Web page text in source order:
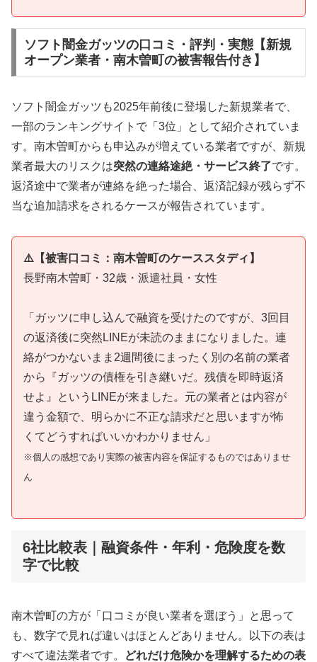
ソフト闇金ガッツの口コミ・評判・実態【新規
オープン業者・南木曽町の被害報告付き】
ソフト闇金ガッツも2025年前後に登場した新規業者で、
一部のランキングサイトで「3位」として紹介されていま
す。南木曽町からも申込みが増えている業者ですが、新規
業者最大のリスクは突然の連絡途絶・サービス終了です。
返済途中で業者が連絡を絶った場合、返済記録が残らず不
当な追加請求をされるケースが報告されています。
⚠️【被害口コミ：南木曽町のケーススタディ】
長野南木曽町・32歳・派遣社員・女性
「ガッツに申し込んで融資を受けたのですが、3回目
の返済後に突然LINEが未読のままになりました。連
絡がつかないまま2週間後にまったく別の名前の業者
から『ガッツの債権を引き継いだ。残債を即時返済
せよ』というLINEが来ました。元の業者とは内容が
違う金額で、明らかに不正な請求だと思いますが怖
くてどうすればいいかわかりません」
※個人の感想であり実際の被害内容を保証するものではありませ
ん
6社比較表｜融資条件・年利・危険度を数
字で比較
南木曽町の方が「口コミが良い業者を選ぼう」と思って
も、数字で見れば違いはほとんどありません。以下の表は
すべて違法業者です。
どれだけ危険かを理解するための表